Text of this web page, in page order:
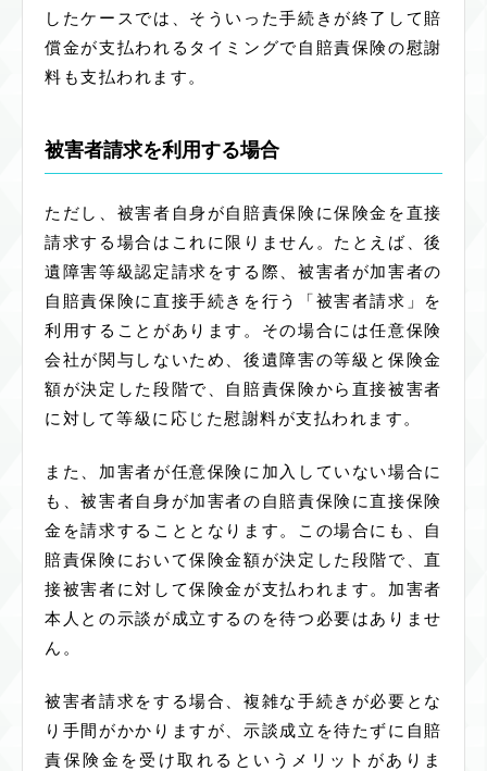
したケースでは、そういった手続きが終了して賠
償金が支払われるタイミングで自賠責保険の慰謝
料も支払われます。
被害者請求を利用する場合
ただし、被害者自身が自賠責保険に保険金を直接
請求する場合はこれに限りません。たとえば、後
遺障害等級認定請求をする際、被害者が加害者の
自賠責保険に直接手続きを行う「被害者請求」を
利用することがあります。その場合には任意保険
会社が関与しないため、後遺障害の等級と保険金
額が決定した段階で、自賠責保険から直接被害者
に対して等級に応じた慰謝料が支払われます。
また、加害者が任意保険に加入していない場合に
も、被害者自身が加害者の自賠責保険に直接保険
金を請求することとなります。この場合にも、自
賠責保険において保険金額が決定した段階で、直
接被害者に対して保険金が支払われます。加害者
本人との示談が成立するのを待つ必要はありませ
ん。
被害者請求をする場合、複雑な手続きが必要とな
り手間がかかりますが、示談成立を待たずに自賠
責保険金を受け取れるというメリットがありま